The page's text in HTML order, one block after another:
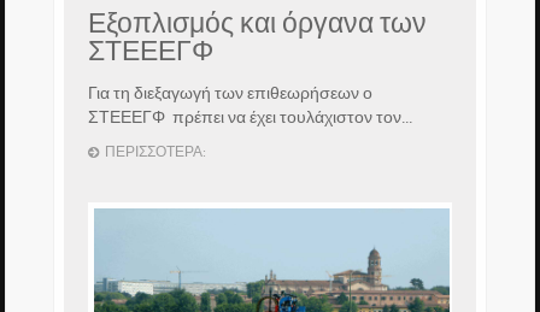
Εξοπλισμός και όργανα των
ΣΤΕΕΕΓΦ
Για τη διεξαγωγή των επιθεωρήσεων ο
ΣΤΕΕΕΓΦ πρέπει να έχει τουλάχιστον τον...
ΠΕΡΙΣΣΌΤΕΡΑ: